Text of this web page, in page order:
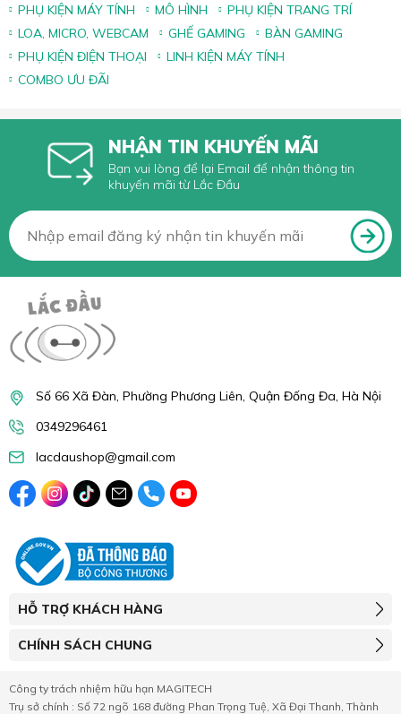
PHỤ KIỆN MÁY TÍNH
MÔ HÌNH
PHỤ KIỆN TRANG TRÍ
LOA, MICRO, WEBCAM
GHẾ GAMING
BÀN GAMING
PHỤ KIỆN ĐIỆN THOẠI
LINH KIỆN MÁY TÍNH
COMBO ƯU ĐÃI
NHẬN TIN KHUYẾN MÃI
Bạn vui lòng để lại Email để nhận thông tin
khuyến mãi từ Lắc Đầu
Số 66 Xã Đàn, Phường Phương Liên, Quận Đống Đa, Hà Nội
0349296461
lacdaushop@gmail.com
HỖ TRỢ KHÁCH HÀNG
CHÍNH SÁCH CHUNG
Công ty trách nhiệm hữu hạn MAGITECH
Trụ sở chính : Số 72 ngõ 168 đường Phan Trọng Tuệ, Xã Đại Thanh, Thành